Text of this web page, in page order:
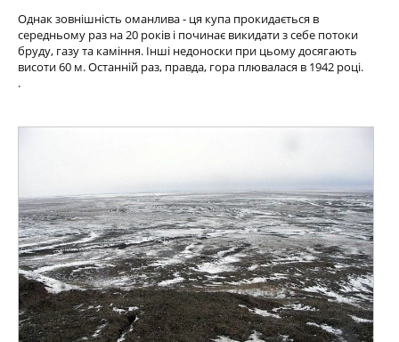
Однак зовнішність оманлива - ця купа прокидається в
середньому раз на 20 років і починає викидати з себе потоки
бруду, газу та каміння. Інші недоноски при цьому досягають
висоти 60 м. Останній раз, правда, гора плювалася в 1942 році.
.